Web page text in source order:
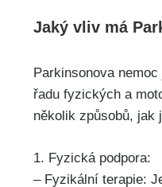
Jaký vliv má
Parkinsonova
řadu fyzických a
několik způsobů, jak
1. Fyzická podpora:
– Fyzikální terapie: